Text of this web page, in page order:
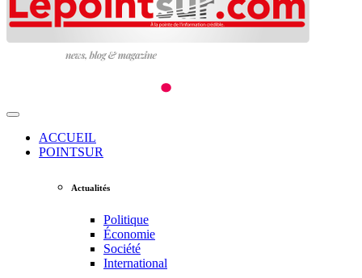
ACCUEIL
POINTSUR
Actualités
Politique
Économie
Société
International